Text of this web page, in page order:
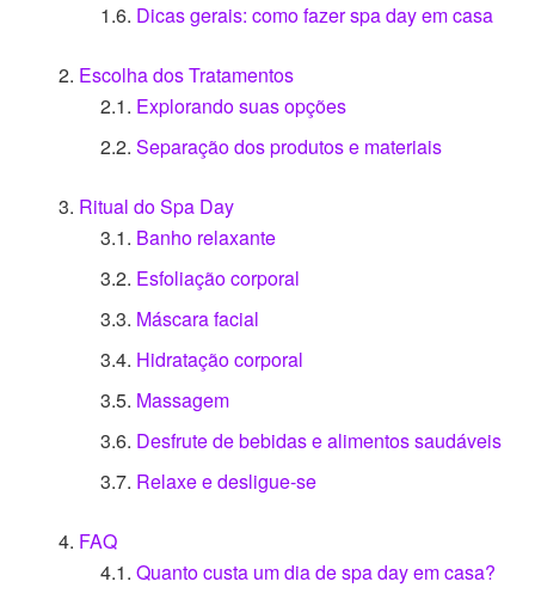
Dicas gerais: como fazer spa day em casa
Escolha dos Tratamentos
Explorando suas opções
Separação dos produtos e materiais
Ritual do Spa Day
Banho relaxante
Esfoliação corporal
Máscara facial
Hidratação corporal
Massagem
Desfrute de bebidas e alimentos saudáveis
Relaxe e desligue-se
FAQ
Quanto custa um dia de spa day em casa?